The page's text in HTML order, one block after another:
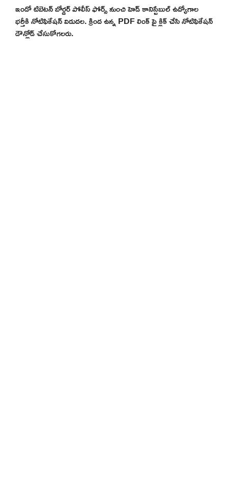
ఇండో టిబెటన్ బోర్డర్ పోలీస్ ఫోర్స్ నుంచి హెడ్ కానిస్టేబుల్ ఉద్యోగాల
భర్తీకి నోటిఫికేషన్ విడుదల. క్రింద ఉన్న PDF లింక్ పై క్లిక్ చేసి నోటిఫికేషన్
డౌన్లోడ్ చేసుకోగలరు.